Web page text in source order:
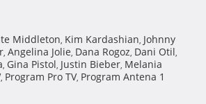
Middleton, Kim Kardashian, Johnny
, Angelina Jolie, Dana Rogoz, Dani Otil,
, Gina Pistol, Justin Bieber, Melania
, Program Pro TV, Program Antena 1